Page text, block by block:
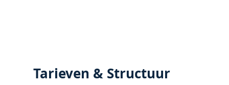
Tarieven & Structuur